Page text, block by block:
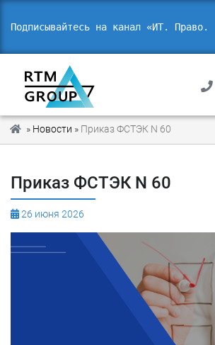
Подписывайтесь на канал «ИТ. Право. Б
» Новости » Приказ ФСТЭК N 60
Приказ ФСТЭК N 60
26 июня 2026